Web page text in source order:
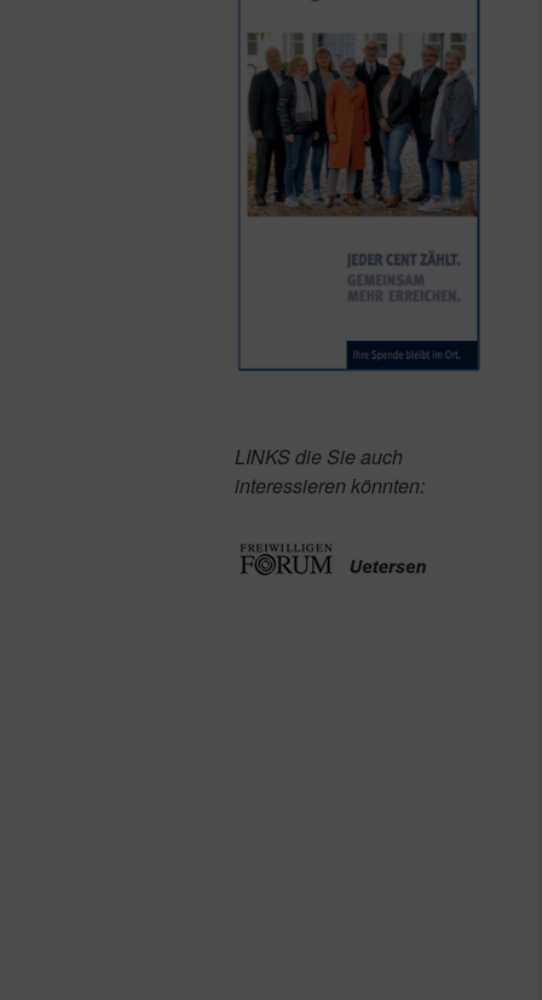
LINKS die Sie auch
interessieren könnten: